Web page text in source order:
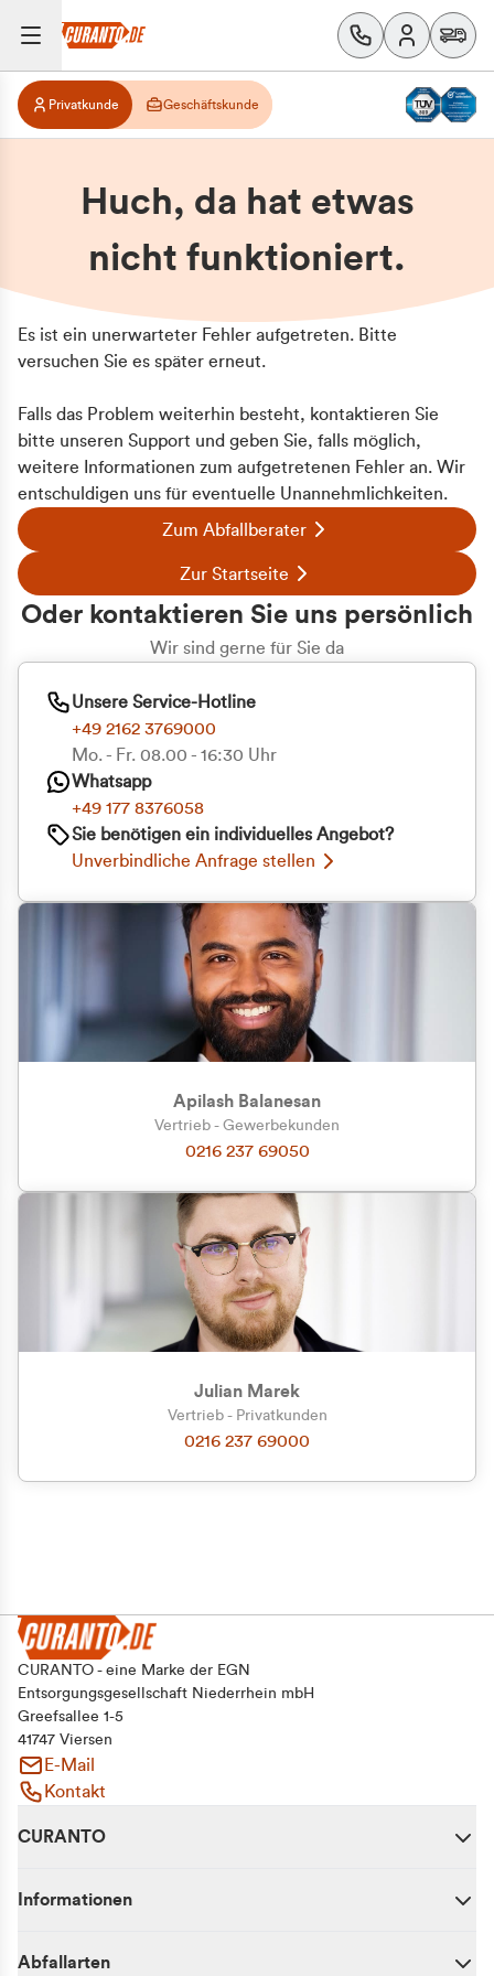
Zu welcher Kundengruppe
gehören Sie?
Privatkunde (inkl. MwSt.)
Geschäftskunde (exkl. MwSt.)
Privatkunde Geschäftskunde
Huch, da hat etwas
nicht funktioniert.
Es ist ein unerwarteter Fehler aufgetreten. Bitte
versuchen Sie es später erneut.
Falls das Problem weiterhin besteht, kontaktieren Sie
bitte unseren Support und geben Sie, falls möglich,
weitere Informationen zum aufgetretenen Fehler an. Wir
entschuldigen uns für eventuelle Unannehmlichkeiten.
Zum Abfallberater
Zur Startseite
Oder kontaktieren Sie uns persönlich
Wir sind gerne für Sie da
Unsere Service-Hotline
+49 2162 3769000
Mo. - Fr. 08.00 - 16:30 Uhr
Whatsapp
+49 177 8376058
Sie benötigen ein individuelles Angebot?
Unverbindliche Anfrage stellen
Apilash Balanesan
Vertrieb - Gewerbekunden
0216 237 69050
Julian Marek
Vertrieb - Privatkunden
0216 237 69000
CURANTO - eine Marke der EGN
Entsorgungsgesellschaft Niederrhein mbH
Greefsallee 1-5
41747 Viersen
E-Mail
Kontakt
CURANTO
Informationen
Abfallarten